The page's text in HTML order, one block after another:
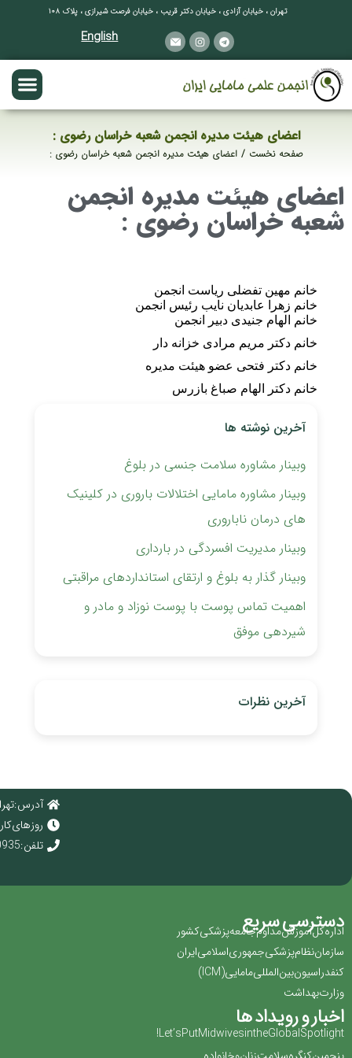
تهران ، خیابان آزادی ، خیابان دکتر قریب ، خیابان فرصت شیرازی ، پلاک ۱۰۸
English
اعضای هیئت مدیره انجمن شعبه خراسان رضوی :
مکان شما:صفحه نخست اعضای هیئت مدیره انجمن شعبه خراسان رضوی :
اعضای هیئت مدیره انجمن
شعبه خراسان رضوی :
خانم مهین تفضلی ریاست انجمن
خانم زهرا عابدیان نایب رئیس انجمن
خانم الهام جنیدی دبیر انجمن
خانم دکتر مریم مرادی خزانه دار
خانم دکتر فتحی عضو هیئت مدیره
خانم دکتر الهام صباغ بازرس
آخرین نوشته ها
وبینار مشاوره سلامت جنسی در بلوغ
وبینار مشاوره مامایی اختلالات باروری ‏در کلینیک
های درمان ناباروری
وبینار مدیریت افسردگی در بارداری
وبینار گذار به بلوغ و ارتقای استانداردهای مراقبتی
اهمیت تماس پوست با پوست نوزاد و مادر و
شیردهی موفق
آخرین نظرات
آدرس :
روز های کاری
تلفن : 02166920935
دسترسی سریع
اداره کل آموزش مداوم جامعه پزشکی کشور
سازمان نظام پزشکی جمهوری اسلامی ایران ‏
کنفدراسیون بین المللی مامایی(‏ICM‏)‏
وزارت بهداشت
اخبار و رویداد ها
Let’s Put Midwives in the Global Spotlight!